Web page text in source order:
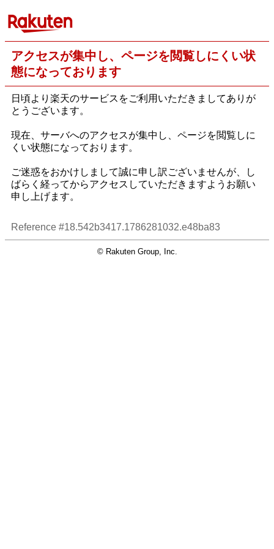
アクセスが集中し、ページを閲覧しにくい状
態になっております
日頃より楽天のサービスをご利用いただきましてありが
とうございます。
現在、サーバへのアクセスが集中し、ページを閲覧しに
くい状態になっております。
ご迷惑をおかけしまして誠に申し訳ございませんが、し
ばらく経ってからアクセスしていただきますようお願い
申し上げます。
Reference #18.542b3417.1786281032.e48ba83
© Rakuten Group, Inc.